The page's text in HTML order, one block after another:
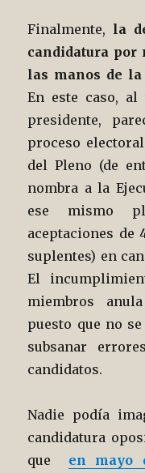
Finalmente, la
candidatura por
las manos de
En este caso,
presidente,
proceso
del Pleno (de
nombra a la
ese mismo
aceptaciones de
suplentes) en
El
miembros
puesto que no
subsanar
candidatos.
Nadie podía
candidatura
que en mayo